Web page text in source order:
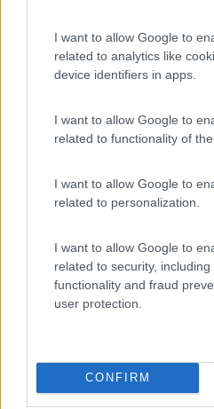
I want to allow Google to
related to analytics like
device identifiers in apps.
I want to allow Google to
related to functionality of
I want to allow Google to
related to personalization.
I want to allow Google to
related to security,
functionality and fraud
user protection.
CONFIRM
Inserito il21/06/2006 alle:
Ogni .....bel gioco....dura poco!
Giuseppe
Ghost2
-
Originally posted by
Ogni .....bel gioco....dura poco!
Agosto....NON SONO MAI
vado il prossimo Weekend[:D]e lo
26 e 27, mi son preso 2 giorni per
traffico domenicale ed e' stato un